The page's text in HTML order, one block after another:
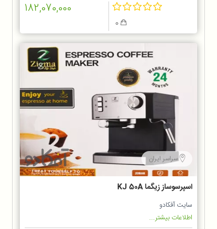
182,070,000
سراسر ایران
اسپرسوساز زیگما KJ 50A
سایت آفکادو
اطلاعات بیشتر...